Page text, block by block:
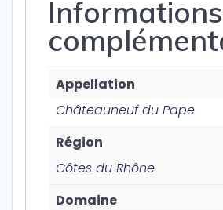
Informations
Appellation
Châteauneuf du Pape
Région
Côtes du Rhône
Domaine